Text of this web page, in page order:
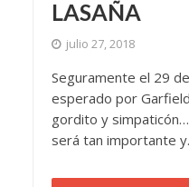
LASAÑA
julio 27, 2018
Seguramente el 29
esperado por
gordito y
será tan importante